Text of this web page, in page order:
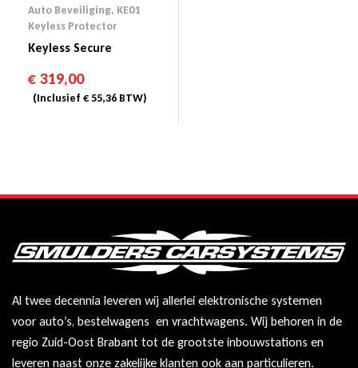
Auto Beveiliging, KE01
Keyless Protector
Keyless Secure
€ 319,00
(Inclusief € 55,36 BTW)
Al twee decennia leveren wij allerlei elektronische systemen
voor auto’s, bestelwagens en vrachtwagens. Wij behoren in de
regio Zuid-Oost Brabant tot de grootste inbouwstations en
leveren naast onze zakelijke klanten ook aan particulieren.